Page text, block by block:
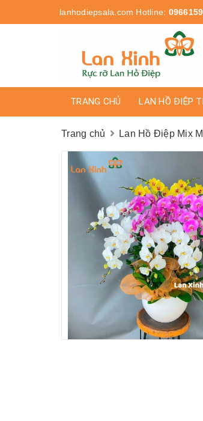
lanhodiepsala.com Hotline:
TRANG CHỦ LAN HỒ ĐIỆP
Trang chủ Lan Hồ Điệp Mix